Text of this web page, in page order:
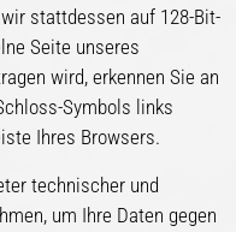
stattdessen auf 128-Bit-
Seite unseres
wird, erkennen Sie an
Symbols links
Ihres Browsers.
technischer und
um Ihre Daten gegen